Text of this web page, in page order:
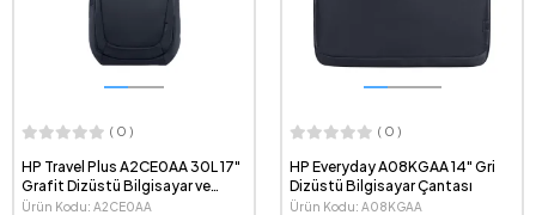
( 0 )
HP Travel Plus A2CE0AA 30L 17"
Grafit Dizüstü Bilgisayar ve
Seyahat Sırt Çantası
Ürün Kodu: A2CE0AA
( 0 )
HP Everyday A08KGAA 14" Gri
Dizüstü Bilgisayar Çantası
Ürün Kodu: A08KGAA